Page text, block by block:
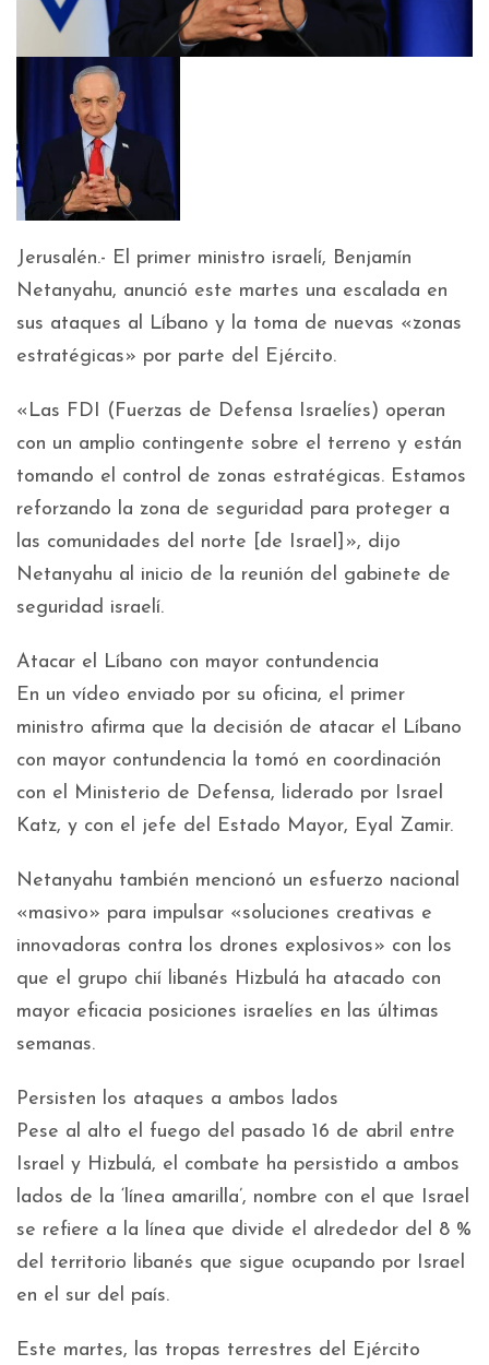
Jerusalén.- El primer ministro israelí, Benjamín
Netanyahu, anunció este martes una escalada en
sus ataques al Líbano y la toma de nuevas «zonas
estratégicas» por parte del Ejército.
«Las FDI (Fuerzas de Defensa Israelíes) operan
con un amplio contingente sobre el terreno y están
tomando el control de zonas estratégicas. Estamos
reforzando la zona de seguridad para proteger a
las comunidades del norte [de Israel]», dijo
Netanyahu al inicio de la reunión del gabinete de
seguridad israelí.
Atacar el Líbano con mayor contundencia
En un vídeo enviado por su oficina, el primer
ministro afirma que la decisión de atacar el Líbano
con mayor contundencia la tomó en coordinación
con el Ministerio de Defensa, liderado por Israel
Katz, y con el jefe del Estado Mayor, Eyal Zamir.
Netanyahu también mencionó un esfuerzo nacional
«masivo» para impulsar «soluciones creativas e
innovadoras contra los drones explosivos» con los
que el grupo chií libanés Hizbulá ha atacado con
mayor eficacia posiciones israelíes en las últimas
semanas.
Persisten los ataques a ambos lados
Pese al alto el fuego del pasado 16 de abril entre
Israel y Hizbulá, el combate ha persistido a ambos
lados de la ‘línea amarilla’, nombre con el que Israel
se refiere a la línea que divide el alrededor del 8 %
del territorio libanés que sigue ocupando por Israel
en el sur del país.
Este martes, las tropas terrestres del Ejército